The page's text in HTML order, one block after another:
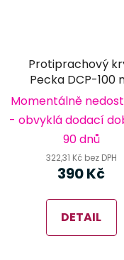
Protiprachový
Pecka DCP-100
klávesy
Momentálně
- obvyklá dodací
90 dnů
322,31 Kč bez DPH
390 Kč
DETAIL